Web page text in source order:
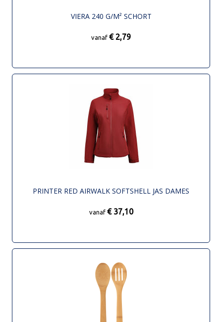
VIERA 240 G/M² SCHORT
vanaf € 2,79
PRINTER RED AIRWALK SOFTSHELL JAS DAMES
vanaf € 37,10